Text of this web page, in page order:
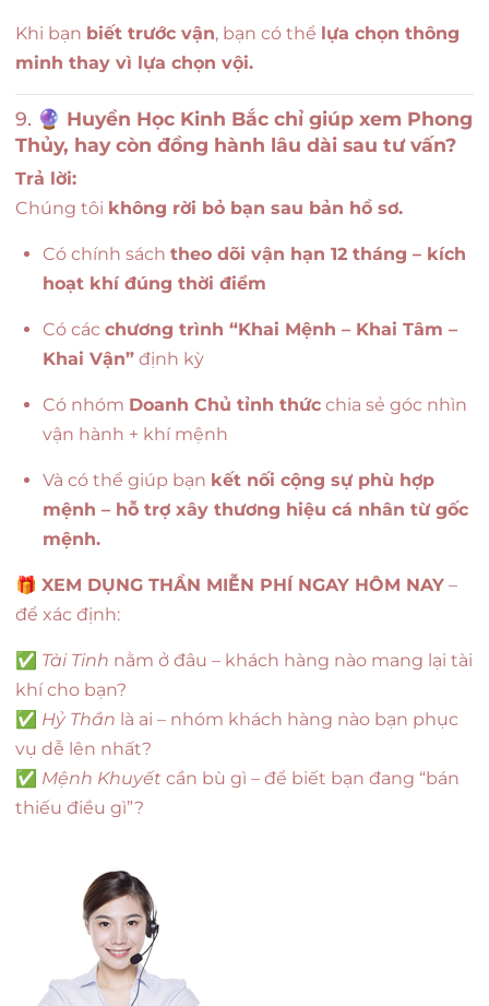
Khi bạn biết trước vận, bạn có thể lựa chọn thông
minh thay vì lựa chọn vội.
9. 🔮 Huyền Học Kinh Bắc chỉ giúp xem Phong
Thủy, hay còn đồng hành lâu dài sau tư vấn?
Trả lời:
Chúng tôi không rời bỏ bạn sau bản hồ sơ.
Có chính sách theo dõi vận hạn 12 tháng – kích
hoạt khí đúng thời điểm
Có các chương trình “Khai Mệnh – Khai Tâm –
Khai Vận” định kỳ
Có nhóm Doanh Chủ tỉnh thức chia sẻ góc nhìn
vận hành + khí mệnh
Và có thể giúp bạn kết nối cộng sự phù hợp
mệnh – hỗ trợ xây thương hiệu cá nhân từ gốc
mệnh.
🎁 XEM DỤNG THẦN MIỄN PHÍ NGAY HÔM NAY –
để xác định:
✅ Tài Tinh nằm ở đâu – khách hàng nào mang lại tài
khí cho bạn?
✅ Hỷ Thần là ai – nhóm khách hàng nào bạn phục
vụ dễ lên nhất?
✅ Mệnh Khuyết cần bù gì – để biết bạn đang “bán
thiếu điều gì”?